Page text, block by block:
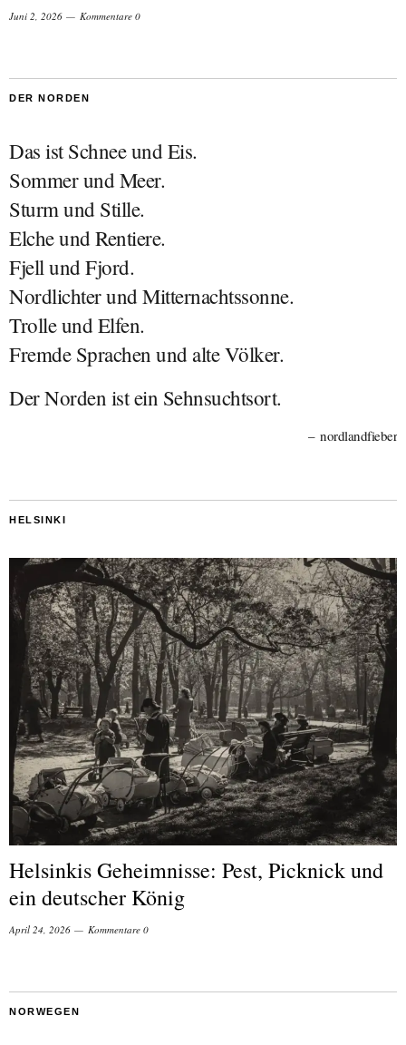
Juni 2, 2026 Kommentare 0
DER NORDEN
Das ist Schnee und Eis.
Sommer und Meer.
Sturm und Stille.
Elche und Rentiere.
Fjell und Fjord.
Nordlichter und Mitternachtssonne.
Trolle und Elfen.
Fremde Sprachen und alte Völker.
Der Norden ist ein Sehnsuchtsort.
nordlandfieber
HELSINKI
Helsinkis Geheimnisse: Pest, Picknick und
ein deutscher König
April 24, 2026 Kommentare 0
NORWEGEN